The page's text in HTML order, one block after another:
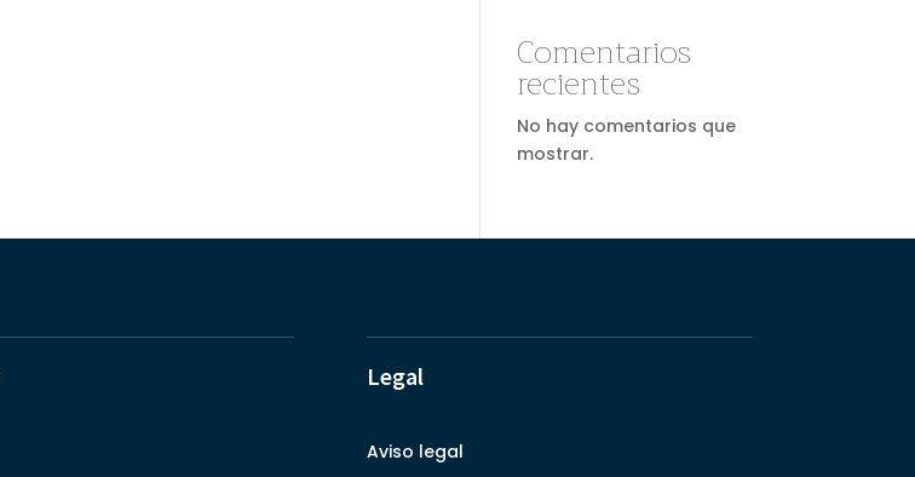
Comentarios
recientes
No hay comentarios que
mostrar.
Legal
Aviso legal